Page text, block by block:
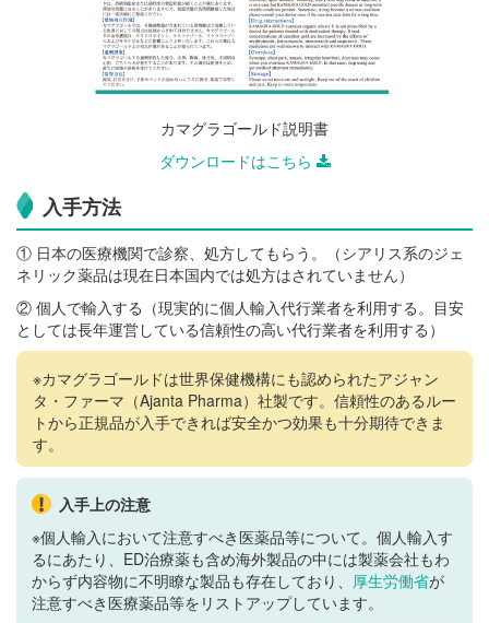
カマグラゴールド説明書
ダウンロードはこちら
入手方法
① 日本の医療機関で診察、処方してもらう。（シアリス系のジェ
ネリック薬品は現在日本国内では処方はされていません）
② 個人で輸入する（現実的に個人輸入代行業者を利用する。目安
としては長年運営している信頼性の高い代行業者を利用する）
※カマグラゴールドは世界保健機構にも認められたアジャン
タ・ファーマ（Ajanta Pharma）社製です。信頼性のあるルー
トから正規品が入手できれば安全かつ効果も十分期待できま
す。
入手上の注意
※個人輸入において注意すべき医薬品等について。個人輸入す
るにあたり、ED治療薬も含め海外製品の中には製薬会社もわ
からず内容物に不明瞭な製品も存在しており、 厚生労働省が
注意すべき医療薬品等をリストアップしています。